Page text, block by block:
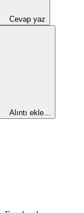
Cevap yaz
Alıntı ekle...